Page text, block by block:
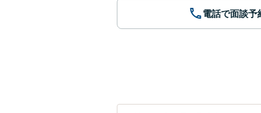
電話で面談予